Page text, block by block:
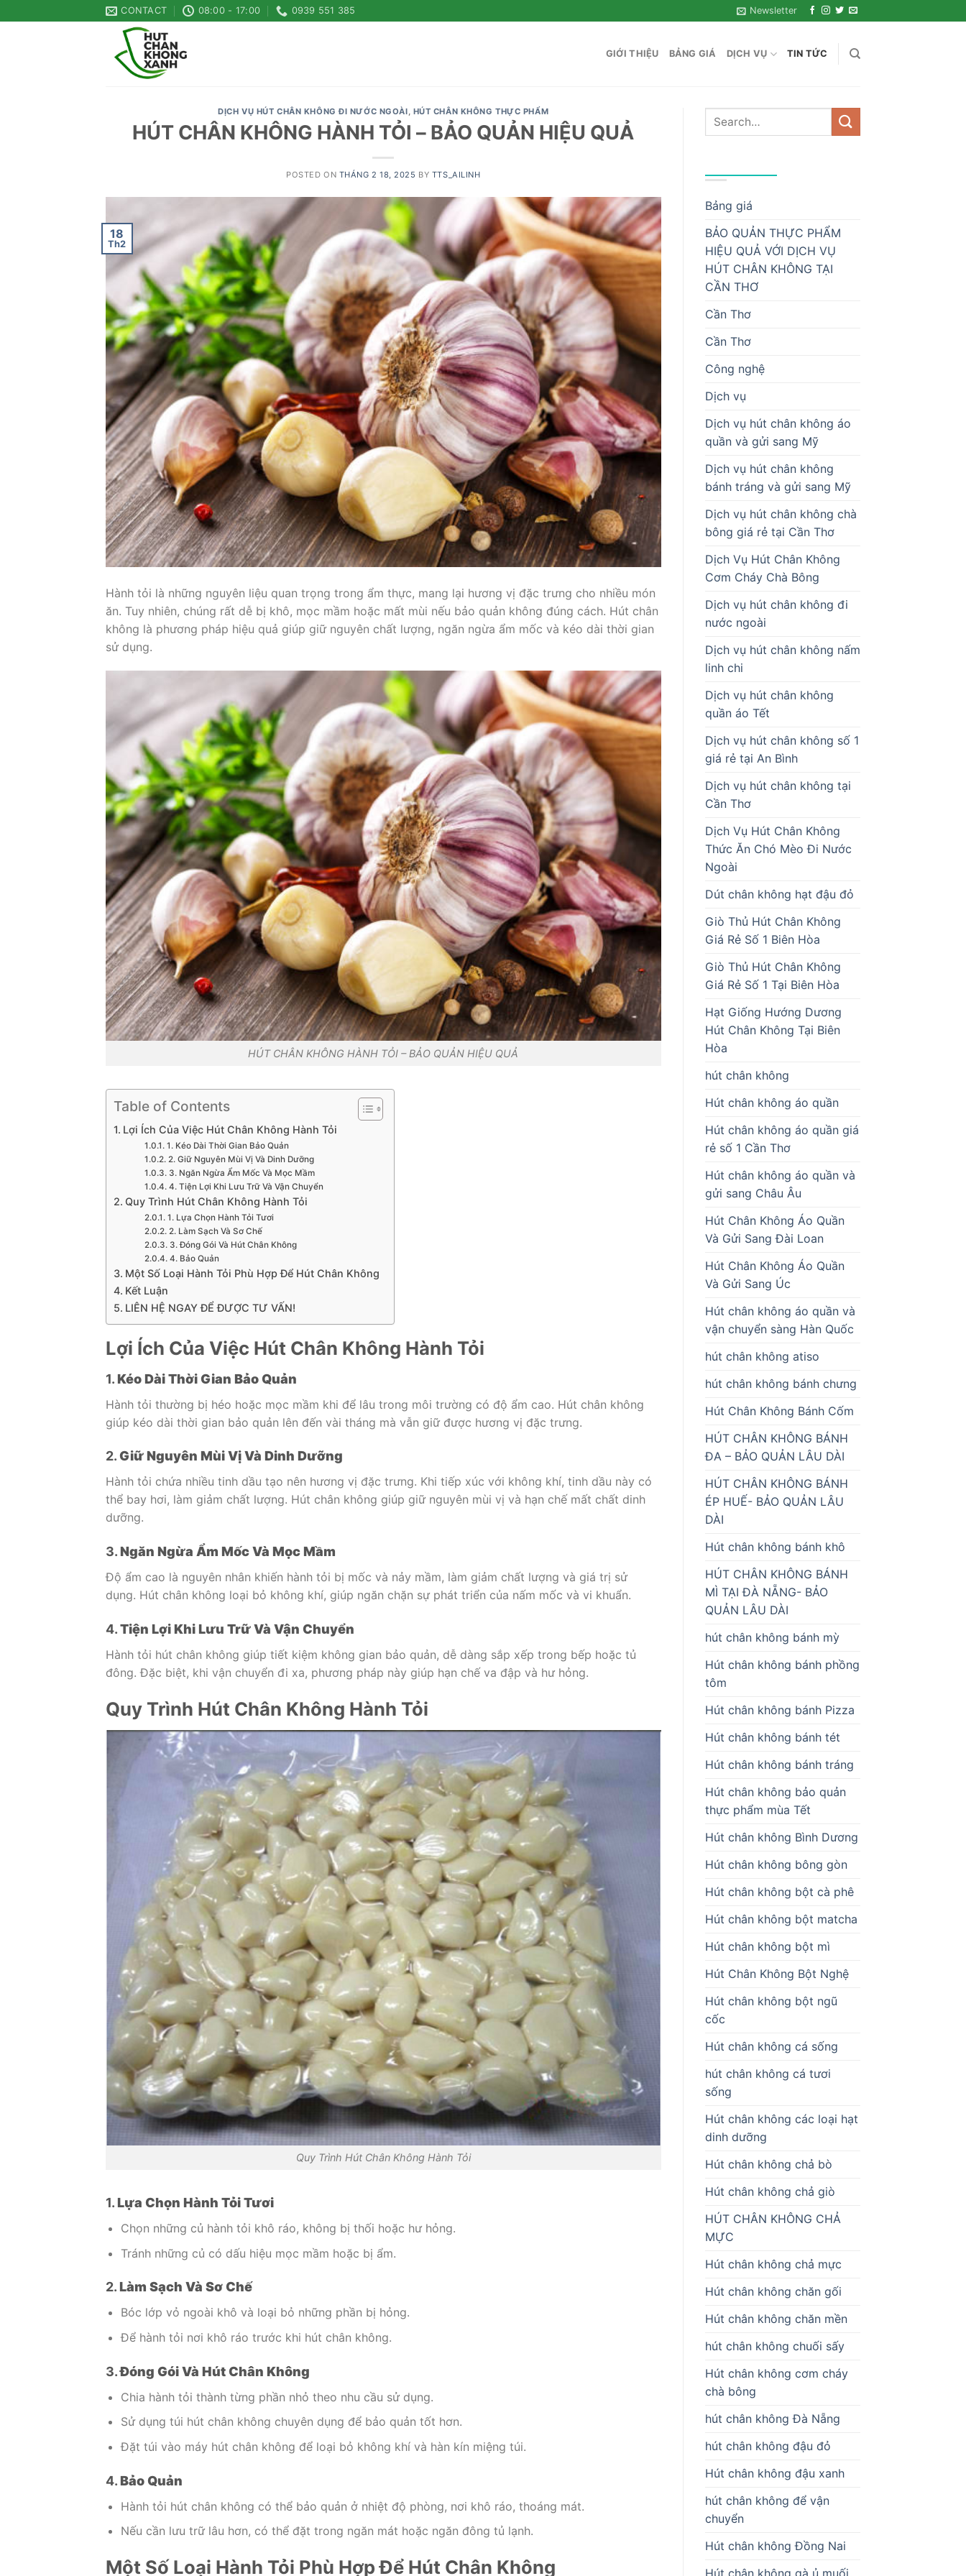
to
CONTACT 08:00 - 17:00 0939 551 385 Newsletter
GIỚI THIỆU BẢNG GIÁ DỊCH VỤ TIN TỨC
DỊCH VỤ HÚT CHÂN KHÔNG ĐI NƯỚC NGOÀI, HÚT CHÂN KHÔNG THỰC PHẨM
HÚT CHÂN KHÔNG HÀNH TỎI – BẢO QUẢN HIỆU QUẢ
POSTED ON THÁNG 2 18, 2025 BY TTS_AILINH
18
Th2
Hành tỏi là những nguyên liệu quan trọng trong ẩm thực, mang lại hương vị đặc trưng cho nhiều món
ăn. Tuy nhiên, chúng rất dễ bị khô, mọc mầm hoặc mất mùi nếu bảo quản không đúng cách. Hút chân
không là phương pháp hiệu quả giúp giữ nguyên chất lượng, ngăn ngừa ẩm mốc và kéo dài thời gian
sử dụng.
HÚT CHÂN KHÔNG HÀNH TỎI – BẢO QUẢN HIỆU QUẢ
Table of Contents
Lợi Ích Của Việc Hút Chân Không Hành Tỏi
1. Kéo Dài Thời Gian Bảo Quản
2. Giữ Nguyên Mùi Vị Và Dinh Dưỡng
3. Ngăn Ngừa Ẩm Mốc Và Mọc Mầm
4. Tiện Lợi Khi Lưu Trữ Và Vận Chuyển
Quy Trình Hút Chân Không Hành Tỏi
1. Lựa Chọn Hành Tỏi Tươi
2. Làm Sạch Và Sơ Chế
3. Đóng Gói Và Hút Chân Không
4. Bảo Quản
Một Số Loại Hành Tỏi Phù Hợp Để Hút Chân Không
Kết Luận
LIÊN HỆ NGAY ĐỂ ĐƯỢC TƯ VẤN!
Lợi Ích Của Việc Hút Chân Không Hành Tỏi
1.Kéo Dài Thời Gian Bảo Quản
Hành tỏi thường bị héo hoặc mọc mầm khi để lâu trong môi trường có độ ẩm cao. Hút chân không
giúp kéo dài thời gian bảo quản lên đến vài tháng mà vẫn giữ được hương vị đặc trưng.
2.Giữ Nguyên Mùi Vị Và Dinh Dưỡng
Hành tỏi chứa nhiều tinh dầu tạo nên hương vị đặc trưng. Khi tiếp xúc với không khí, tinh dầu này có
thể bay hơi, làm giảm chất lượng. Hút chân không giúp giữ nguyên mùi vị và hạn chế mất chất dinh
dưỡng.
3.Ngăn Ngừa Ẩm Mốc Và Mọc Mầm
Độ ẩm cao là nguyên nhân khiến hành tỏi bị mốc và nảy mầm, làm giảm chất lượng và giá trị sử
dụng. Hút chân không loại bỏ không khí, giúp ngăn chặn sự phát triển của nấm mốc và vi khuẩn.
4.Tiện Lợi Khi Lưu Trữ Và Vận Chuyển
Hành tỏi hút chân không giúp tiết kiệm không gian bảo quản, dễ dàng sắp xếp trong bếp hoặc tủ
đông. Đặc biệt, khi vận chuyển đi xa, phương pháp này giúp hạn chế va đập và hư hỏng.
Quy Trình Hút Chân Không Hành Tỏi
Quy Trình Hút Chân Không Hành Tỏi
1.Lựa Chọn Hành Tỏi Tươi
Chọn những củ hành tỏi khô ráo, không bị thối hoặc hư hỏng.
Tránh những củ có dấu hiệu mọc mầm hoặc bị ẩm.
2.Làm Sạch Và Sơ Chế
Bóc lớp vỏ ngoài khô và loại bỏ những phần bị hỏng.
Để hành tỏi nơi khô ráo trước khi hút chân không.
3.Đóng Gói Và Hút Chân Không
Chia hành tỏi thành từng phần nhỏ theo nhu cầu sử dụng.
Sử dụng túi hút chân không chuyên dụng để bảo quản tốt hơn.
Đặt túi vào máy hút chân không để loại bỏ không khí và hàn kín miệng túi.
4.Bảo Quản
Hành tỏi hút chân không có thể bảo quản ở nhiệt độ phòng, nơi khô ráo, thoáng mát.
Nếu cần lưu trữ lâu hơn, có thể đặt trong ngăn mát hoặc ngăn đông tủ lạnh.
Một Số Loại Hành Tỏi Phù Hợp Để Hút Chân Không
Bảng giá
BẢO QUẢN THỰC PHẨM
HIỆU QUẢ VỚI DỊCH VỤ
HÚT CHÂN KHÔNG TẠI
CẦN THƠ
Cần Thơ
Cần Thơ
Công nghệ
Dịch vụ
Dịch vụ hút chân không áo
quần và gửi sang Mỹ
Dịch vụ hút chân không
bánh tráng và gửi sang Mỹ
Dịch vụ hút chân không chà
bông giá rẻ tại Cần Thơ
Dịch Vụ Hút Chân Không
Cơm Cháy Chà Bông
Dịch vụ hút chân không đi
nước ngoài
Dịch vụ hút chân không nấm
linh chi
Dịch vụ hút chân không
quần áo Tết
Dịch vụ hút chân không số 1
giá rẻ tại An Bình
Dịch vụ hút chân không tại
Cần Thơ
Dịch Vụ Hút Chân Không
Thức Ăn Chó Mèo Đi Nước
Ngoài
Dút chân không hạt đậu đỏ
Giò Thủ Hút Chân Không
Giá Rẻ Số 1 Biên Hòa
Giò Thủ Hút Chân Không
Giá Rẻ Số 1 Tại Biên Hòa
Hạt Giống Hướng Dương
Hút Chân Không Tại Biên
Hòa
hút chân không
Hút chân không áo quần
Hút chân không áo quần giá
rẻ số 1 Cần Thơ
Hút chân không áo quần và
gửi sang Châu Âu
Hút Chân Không Áo Quần
Và Gửi Sang Đài Loan
Hút Chân Không Áo Quần
Và Gửi Sang Úc
Hút chân không áo quần và
vận chuyển sàng Hàn Quốc
hút chân không atiso
hút chân không bánh chưng
Hút Chân Không Bánh Cốm
HÚT CHÂN KHÔNG BÁNH
ĐA – BẢO QUẢN LÂU DÀI
HÚT CHÂN KHÔNG BÁNH
ÉP HUẾ- BẢO QUẢN LÂU
DÀI
Hút chân không bánh khô
HÚT CHÂN KHÔNG BÁNH
MÌ TẠI ĐÀ NẴNG- BẢO
QUẢN LÂU DÀI
hút chân không bánh mỳ
Hút chân không bánh phồng
tôm
Hút chân không bánh Pizza
Hút chân không bánh tét
Hút chân không bánh tráng
Hút chân không bảo quản
thực phẩm mùa Tết
Hút chân không Bình Dương
Hút chân không bông gòn
Hút chân không bột cà phê
Hút chân không bột matcha
Hút chân không bột mì
Hút Chân Không Bột Nghệ
Hút chân không bột ngũ
cốc
Hút chân không cá sống
hút chân không cá tươi
sống
Hút chân không các loại hạt
dinh dưỡng
Hút chân không chả bò
Hút chân không chả giò
HÚT CHÂN KHÔNG CHẢ
MỰC
Hút chân không chả mực
Hút chân không chăn gối
Hút chân không chăn mền
hút chân không chuối sấy
Hút chân không cơm cháy
chà bông
hút chân không Đà Nẵng
hút chân không đậu đỏ
Hút chân không đậu xanh
hút chân không để vận
chuyển
Hút chân không Đồng Nai
Hút chân không gà ủ muối